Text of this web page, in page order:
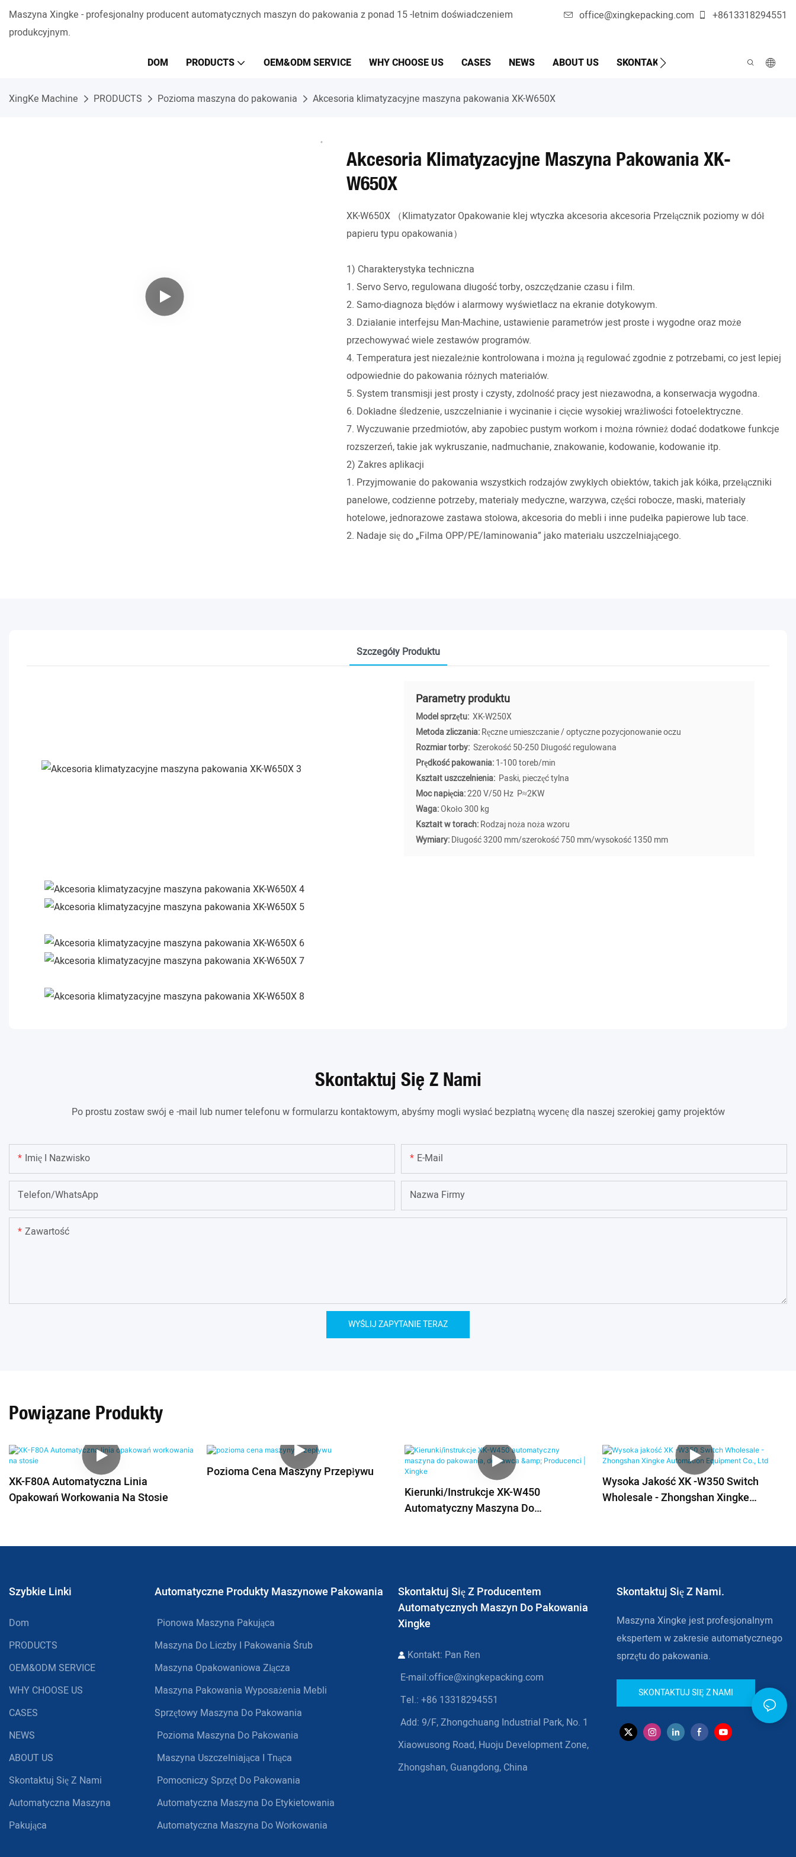
Maszyna Xingke - profesjonalny producent automatycznych maszyn do pakowania z ponad 15 -letnim doświadczeniem
produkcyjnym.
office@xingkepacking.com +8613318294551
DOM PRODUCTS OEM&ODM SERVICE WHY CHOOSE US CASES NEWS ABOUT US SKONTAKTUJ SIĘ Z NAMI
XingKe Machine PRODUCTS Pozioma maszyna do pakowania Akcesoria klimatyzacyjne maszyna pakowania XK-W650X
Akcesoria Klimatyzacyjne Maszyna Pakowania XK-
W650X
XK-W650X （Klimatyzator Opakowanie klej wtyczka akcesoria akcesoria Przełącznik poziomy w dół
papieru typu opakowania）
1) Charakterystyka techniczna
1. Servo Servo, regulowana długość torby, oszczędzanie czasu i film.
2. Samo-diagnoza błędów i alarmowy wyświetlacz na ekranie dotykowym.
3. Działanie interfejsu Man-Machine, ustawienie parametrów jest proste i wygodne oraz może
przechowywać wiele zestawów programów.
4. Temperatura jest niezależnie kontrolowana i można ją regulować zgodnie z potrzebami, co jest lepiej
odpowiednie do pakowania różnych materiałów.
5. System transmisji jest prosty i czysty, zdolność pracy jest niezawodna, a konserwacja wygodna.
6. Dokładne śledzenie, uszczelnianie i wycinanie i cięcie wysokiej wrażliwości fotoelektryczne.
7. Wyczuwanie przedmiotów, aby zapobiec pustym workom i można również dodać dodatkowe funkcje
rozszerzeń, takie jak wykruszanie, nadmuchanie, znakowanie, kodowanie, kodowanie itp.
2) Zakres aplikacji
1. Przyjmowanie do pakowania wszystkich rodzajów zwykłych obiektów, takich jak kółka, przełączniki
panelowe, codzienne potrzeby, materiały medyczne, warzywa, części robocze, maski, materiały
hotelowe, jednorazowe zastawa stołowa, akcesoria do mebli i inne pudełka papierowe lub tace.
2. Nadaje się do „Filma OPP/PE/laminowania” jako materiału uszczelniającego.
Szczegóły Produktu
Parametry produktu
Model sprzętu: XK-W250X
Metoda zliczania:Ręczne umieszczanie / optyczne pozycjonowanie oczu
Rozmiar torby: Szerokość 50-250 Długość regulowana
Prędkość pakowania:1-100 toreb/min
Kształt uszczelnienia: Paski, pieczęć tylna
Moc napięcia:220 V/50 Hz P≈2KW
Waga:Około 300 kg
Kształt w torach:Rodzaj noża noża wzoru
Wymiary:Długość 3200 mm/szerokość 750 mm/wysokość 1350 mm
Skontaktuj Się Z Nami
Po prostu zostaw swój e -mail lub numer telefonu w formularzu kontaktowym, abyśmy mogli wysłać bezpłatną wycenę dla naszej szerokiej gamy projektów
Imię I Nazwisko E-Mail
Telefon/WhatsApp Nazwa Firmy
Zawartość
WYŚLIJ ZAPYTANIE TERAZ
Powiązane Produkty
XK-F80A Automatyczna Linia
Opakowań Workowania Na Stosie
Pozioma Cena Maszyny Przepływu
Kierunki/instrukcje XK-W450
Automatyczny Maszyna Do
Wysoka Jakość XK -W350 Switch
Wholesale - Zhongshan Xingke
Szybkie Linki
Dom
PRODUCTS
OEM&ODM SERVICE
WHY CHOOSE US
CASES
NEWS
ABOUT US
Skontaktuj Się Z Nami
Automatyczna Maszyna
Pakująca
Automatyczne Produkty Maszynowe Pakowania
Pionowa Maszyna Pakująca
Maszyna Do Liczby I Pakowania Śrub
Maszyna Opakowaniowa Złącza
Maszyna Pakowania Wyposażenia Mebli
Sprzętowy Maszyna Do Pakowania
Pozioma Maszyna Do Pakowania
Maszyna Uszczelniająca I Tnąca
Pomocniczy Sprzęt Do Pakowania
Automatyczna Maszyna Do Etykietowania
Automatyczna Maszyna Do Workowania
Skontaktuj Się Z Producentem
Automatycznych Maszyn Do Pakowania
Xingke
Kontakt: Pan Ren
E-mail:office@xingkepacking.com
Tel.: +86 13318294551
Add: 9/F, Zhongchuang Industrial Park, No. 1
Xiaowusong Road, Huoju Development Zone,
Zhongshan, Guangdong, China
Skontaktuj Się Z Nami.
Maszyna Xingke jest profesjonalnym
ekspertem w zakresie automatycznego
sprzętu do pakowania.
SKONTAKTUJ SIĘ Z NAMI